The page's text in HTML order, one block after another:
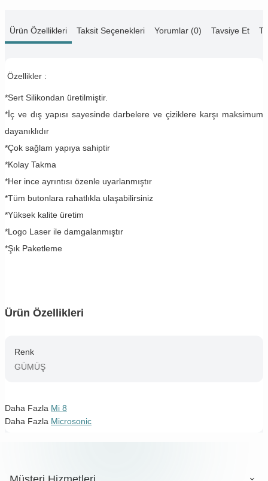
Ürün Özellikleri Taksit Seçenekleri Yorumlar (0) Tavsiye Et
Özellikler :
*Sert Silikondan üretilmiştir.
*İç ve dış yapısı sayesinde darbelere ve çiziklere karşı maksimum
dayanıklıdır
*Çok sağlam yapıya sahiptir
*Kolay Takma
*Her ince ayrıntısı özenle uyarlanmıştır
*Tüm butonlara rahatlıkla ulaşabilirsiniz
*Yüksek kalite üretim
*Logo Laser ile damgalanmıştır
*Şık Paketleme
Ürün Özellikleri
Renk
GÜMÜŞ
Daha Fazla Mi 8
Daha Fazla Microsonic